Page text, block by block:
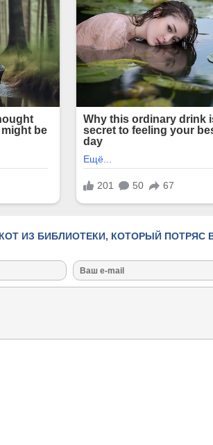
ИЗ БИБЛИОТЕКИ, КОТОРЫЙ ПОТРЯС